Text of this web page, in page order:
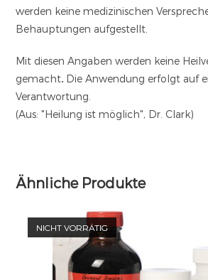
werden keine medizinischen
Behauptungen aufgestellt.
Mit diesen Angaben werden keine
gemacht. Die Anwendung erfolgt auf
Verantwortung.
(Aus: "Heilung ist möglich", Dr. Clark)
Ähnliche Produkte
NICHT VORRÄTIG